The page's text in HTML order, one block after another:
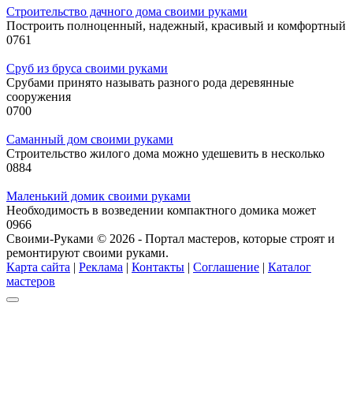
Строительство дачного дома своими руками
Построить полноценный, надежный, красивый и комфортный
0761
Сруб из бруса своими руками
Срубами принято называть разного рода деревянные
сооружения
0700
Саманный дом своими руками
Строительство жилого дома можно удешевить в несколько
0884
Маленький домик своими руками
Необходимость в возведении компактного домика может
0966
Своими-Руками © 2026 - Портал мастеров, которые строят и
ремонтируют своими руками.
Карта сайта | Реклама | Контакты | Соглашение | Каталог
мастеров